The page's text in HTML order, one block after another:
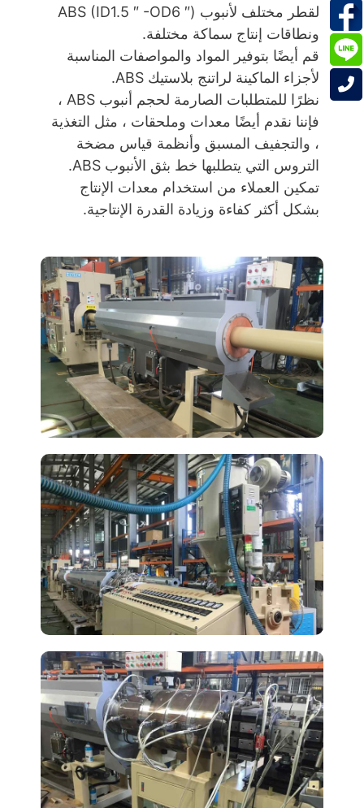
لقطر مختلف لأنبوب ABS (ID1.5 ″ -OD6 ″)
ونطاقات إنتاج سماكة مختلفة.
قم أيضًا بتوفير المواد والمواصفات المناسبة
لأجزاء الماكينة لراتنج بلاستيك ABS.
نظرًا للمتطلبات الصارمة لحجم أنبوب ABS ،
فإننا نقدم أيضًا معدات وملحقات ، مثل التغذية
، والتجفيف المسبق وأنظمة قياس مضخة
التروس التي يتطلبها خط بثق الأنبوب ABS.
تمكين العملاء من استخدام معدات الإنتاج
بشكل أكثر كفاءة وزيادة القدرة الإنتاجية.